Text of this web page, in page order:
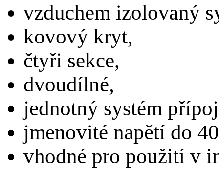
vzduchem izolovaný
kovový kryt,
čtyři sekce,
dvoudílné,
jednotný systém
jmenovité napětí do
vhodné pro použití v